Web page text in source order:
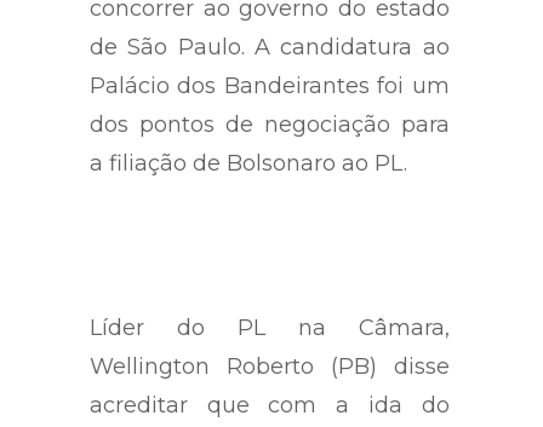
apostas do presidente para
concorrer ao governo do estado
de São Paulo. A candidatura ao
Palácio dos Bandeirantes foi um
dos pontos de negociação para
Líder do PL na Câmara,
Wellington Roberto (PB) disse